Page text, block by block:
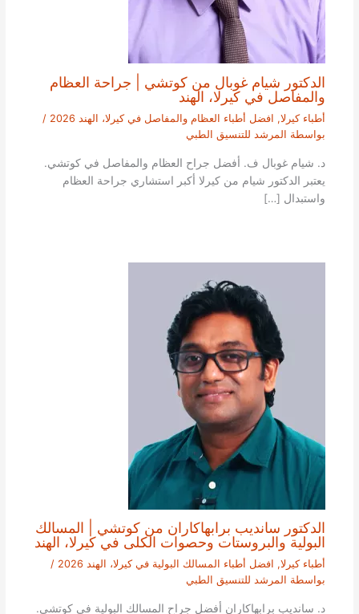
الدكتور شيام غوبال من كوتشي | جراحة العظام
والمفاصل في كيرلا، الهند
أطباء كيرلا, افضل أطباء العظام والمفاصل في كيرلا، الهند 2026
/
بواسطة المرشد للتنسيق الطبي
د. شيام غوبال ف. أفضل جراح العظام والمفاصل في كوتشي.
يعتبر الدكتور شيام من كيرلا أكبر استشاري جراحة العظام
واستبدال […]
الدكتور سانديب برابهاكاران من كوتشي | المسالك
البولية والبروستات وحصوات الكلى في كيرلا، الهند
أطباء كيرلا, افضل أطباء المسالك البولية في كيرلا، الهند 2026
/
بواسطة المرشد للتنسيق الطبي
د. سانديب برابهاكاران أفضل جراح المسالك البولية في كوتشي.